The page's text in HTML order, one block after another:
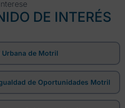
DE INTERÉS
Urbana de Motril
de Oportunidades Motril